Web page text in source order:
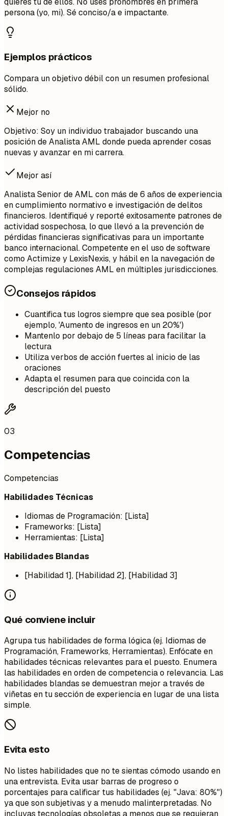
persona (yo, mi). Sé conciso/a e impactante.
Ejemplos prácticos
Compara un objetivo débil con un resumen profesional
sólido.
Mejor no
Objetivo: Soy un individuo trabajador buscando una
posición de Analista AML donde pueda aprender cosas
nuevas y avanzar en mi carrera.
Mejor así
Analista Senior de AML con más de 6 años de experiencia
en cumplimiento normativo e investigación de delitos
financieros. Identifiqué y reporté exitosamente patrones de
actividad sospechosa, lo que llevó a la prevención de
pérdidas financieras significativas para un importante
banco internacional. Competente en el uso de software
como Actimize y LexisNexis, y hábil en la navegación de
complejas regulaciones AML en múltiples jurisdicciones.
Consejos rápidos
Cuantifica tus logros siempre que sea posible (por
ejemplo, 'Aumento de ingresos en un 20%')
Mantenlo por debajo de 5 líneas para facilitar la
lectura
Utiliza verbos de acción fuertes al inicio de las
oraciones
Adapta el resumen para que coincida con la
descripción del puesto
03
Competencias
Competencias
Habilidades Técnicas
Idiomas de Programación: [Lista]
Frameworks: [Lista]
Herramientas: [Lista]
Habilidades Blandas
[Habilidad 1], [Habilidad 2], [Habilidad 3]
Qué conviene incluir
Agrupa tus habilidades de forma lógica (ej. Idiomas de
Programación, Frameworks, Herramientas). Enfócate en
habilidades técnicas relevantes para el puesto. Enumera
las habilidades en orden de competencia o relevancia. Las
habilidades blandas se demuestran mejor a través de
viñetas en tu sección de experiencia en lugar de una lista
simple.
Evita esto
No listes habilidades que no te sientas cómodo usando en
una entrevista. Evita usar barras de progreso o
porcentajes para calificar tus habilidades (ej. "Java: 80%")
ya que son subjetivas y a menudo malinterpretadas. No
incluyas tecnologías obsoletas a menos que se requieran